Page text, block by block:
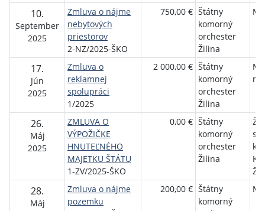
10.
September
2025
Zmluva o nájme
nebytových
priestorov
2-NZ/2025-ŠKO
750,00 € Štátny
komorný
orchester
Žilina
17.
Jún
2025
Zmluva o
reklamnej
spolupráci
1/2025
2 000,00 € Štátny
komorný
orchester
Žilina
r.
26.
Máj
2025
ZMLUVA O
VÝPOŽIČKE
HNUTEĽNÉHO
MAJETKU ŠTÁTU
1-ZV/2025-ŠKO
0,00 € Štátny
komorný
orchester
Žilina
28.
Máj
Zmluva o nájme
pozemku
200,00 € Štátny
komorný